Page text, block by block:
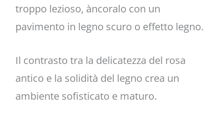
troppo lezioso, àncoralo con un
pavimento in legno scuro o effetto legno.
Il contrasto tra la delicatezza del rosa
antico e la solidità del legno crea un
ambiente sofisticato e maturo.